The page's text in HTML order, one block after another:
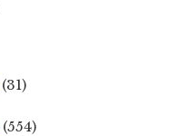
(31)
(554)